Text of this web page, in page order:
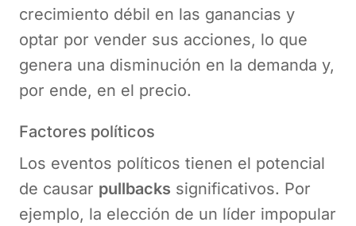
crecimiento débil en las ganancias y
optar por vender sus acciones, lo que
genera una disminución en la demanda y,
por ende, en el precio.
Factores políticos
Los eventos políticos tienen el potencial
de causar pullbacks significativos. Por
ejemplo, la elección de un líder impopular